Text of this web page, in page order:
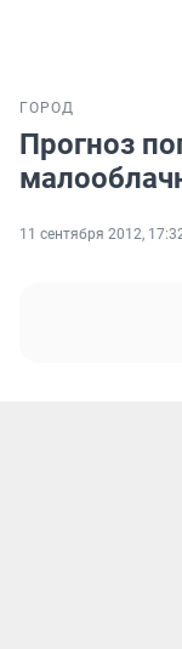
ГОРОД
Прогноз
11 сентября 2012,